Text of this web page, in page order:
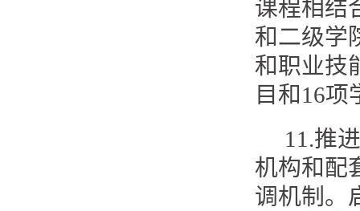
课程相结
和二级学
和职业技
目和16
11.推
机构和配
调机制。